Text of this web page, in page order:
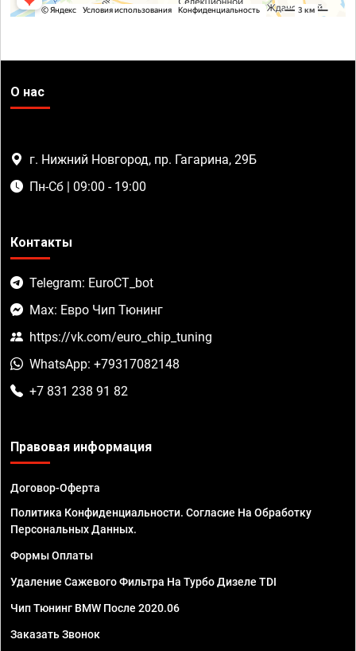
О нас
г. Нижний Новгород, пр. Гагарина, 29Б
Пн-Сб | 09:00 - 19:00
Контакты
Telegram: EuroCT_bot
Max: Евро Чип Тюнинг
https://vk.com/euro_chip_tuning
WhatsApp: +79317082148
+7 831 238 91 82
Правовая информация
Договор-Оферта
Политика Конфиденциальности. Согласие На Обработку
Персональных Данных.
Формы Оплаты
Удаление Сажевого Фильтра На Турбо Дизеле TDI
Чип Тюнинг BMW После 2020.06
Заказать Звонок